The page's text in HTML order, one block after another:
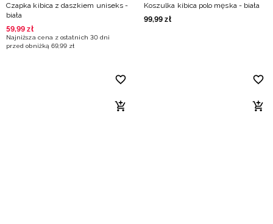
Czapka kibica z daszkiem uniseks -
biała
59,99 zł
Najniższa cena z ostatnich 30 dni
przed obniżką 69,99 zł
Koszulka kibica polo męska - biała
99,99 zł